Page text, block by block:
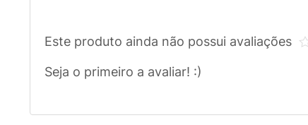
Este produto ainda não possui avaliações
Seja o primeiro a avaliar! :)